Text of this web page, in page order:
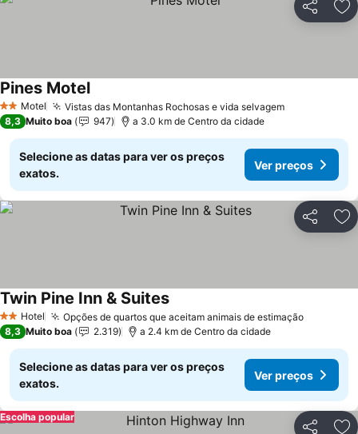
Partilhar
2 Estrelas
Motel Vistas das Montanhas Rochosas e vida selvagem
Pines Motel
8,3 Muito boa 947 a 3.0 km de Centro da cidade
Selecione as datas para ver os preços
exatos.
Ver preços
Partilhar
2 Estrelas
Hotel Opções de quartos que aceitam animais de estimação
Twin Pine Inn & Suites
8,3 Muito boa 2.319 a 2.4 km de Centro da cidade
Selecione as datas para ver os preços
exatos.
Ver preços
Escolha popular